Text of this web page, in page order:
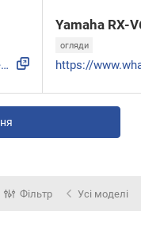
https://www.bhphotovideo.com/lit_files/637707.pdf
Yamaha RX-
огляди
Фільтр Усі моделі